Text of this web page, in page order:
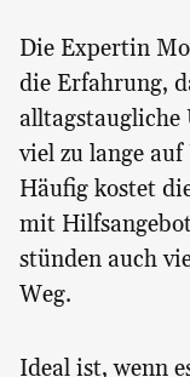
Die Expertin
die Erfahrung,
alltagstaugliche
viel zu lange
Häufig kostet
mit
stünden auch
Weg.
Ideal ist, wenn